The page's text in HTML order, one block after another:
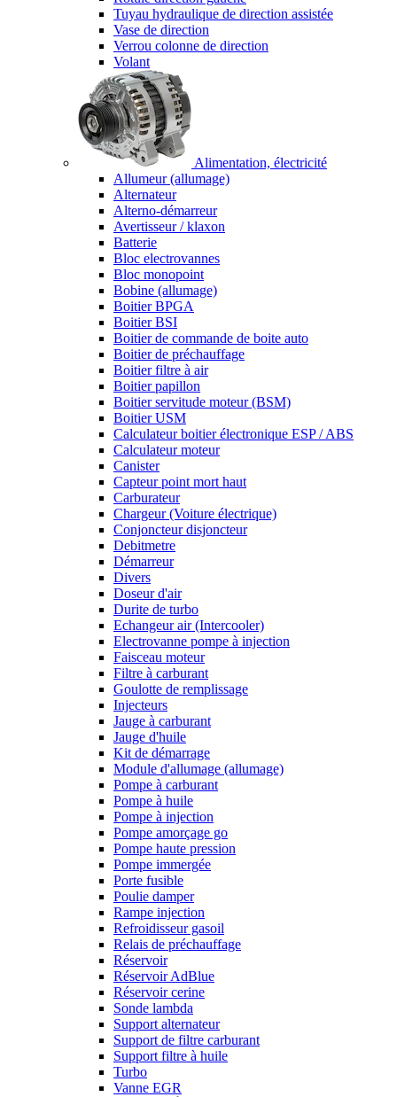
Tuyau hydraulique de direction assistée
Vase de direction
Verrou colonne de direction
Volant
Alimentation, électricité
Allumeur (allumage)
Alternateur
Alterno-démarreur
Avertisseur / klaxon
Batterie
Bloc electrovannes
Bloc monopoint
Bobine (allumage)
Boitier BPGA
Boitier BSI
Boitier de commande de boite auto
Boitier de préchauffage
Boitier filtre à air
Boitier papillon
Boitier servitude moteur (BSM)
Boitier USM
Calculateur boitier électronique ESP / ABS
Calculateur moteur
Canister
Capteur point mort haut
Carburateur
Chargeur (Voiture électrique)
Conjoncteur disjoncteur
Debitmetre
Démarreur
Divers
Doseur d'air
Durite de turbo
Echangeur air (Intercooler)
Electrovanne pompe à injection
Faisceau moteur
Filtre à carburant
Goulotte de remplissage
Injecteurs
Jauge à carburant
Jauge d'huile
Kit de démarrage
Module d'allumage (allumage)
Pompe à carburant
Pompe à huile
Pompe à injection
Pompe amorçage go
Pompe haute pression
Pompe immergée
Porte fusible
Poulie damper
Rampe injection
Refroidisseur gasoil
Relais de préchauffage
Réservoir
Réservoir AdBlue
Réservoir cerine
Sonde lambda
Support alternateur
Support de filtre carburant
Support filtre à huile
Turbo
Vanne EGR